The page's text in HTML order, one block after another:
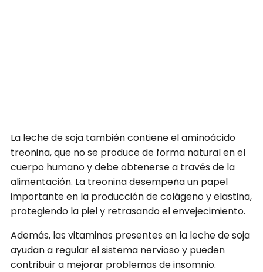
La leche de soja también contiene el aminoácido
treonina, que no se produce de forma natural en el
cuerpo humano y debe obtenerse a través de la
alimentación. La treonina desempeña un papel
importante en la producción de colágeno y elastina,
protegiendo la piel y retrasando el envejecimiento.
Además, las vitaminas presentes en la leche de soja
ayudan a regular el sistema nervioso y pueden
contribuir a mejorar problemas de insomnio.